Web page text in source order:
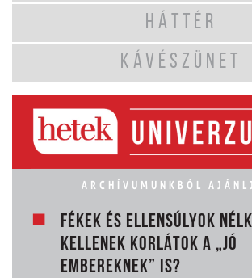
HÁTTÉR
KÁVÉSZÜNET
ARCHÍVUMUNKBÓL
FÉKEK ÉS ELLENSÚLYOK
KELLENEK KORLÁTOK A „JÓ
EMBEREKNEK” IS?